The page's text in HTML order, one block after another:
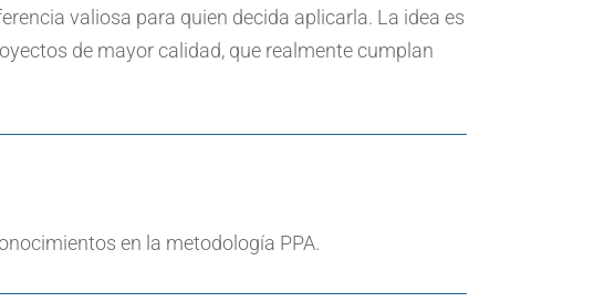
valiosa para quien decida aplicarla. La idea es
de mayor calidad, que realmente cumplan
en la metodología PPA.